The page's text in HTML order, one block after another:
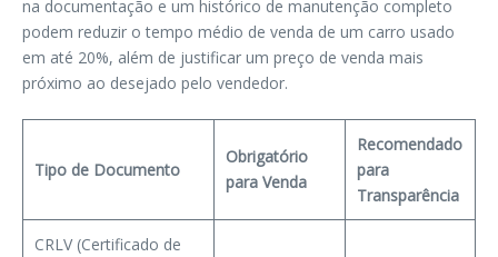
na documentação e um histórico de manutenção completo
podem reduzir o tempo médio de venda de um carro usado
em até 20%, além de justificar um preço de venda mais
próximo ao desejado pelo vendedor.
Tipo de Documento
Obrigatório
para Venda
Recomendado
para
Transparência
CRLV (Certificado de